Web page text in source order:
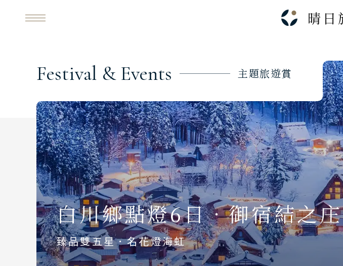
NNL
Festival & Events 主題旅遊賞
白川鄉點燈6日．御宿結之庄
臻品雙五星．名花燈海虹